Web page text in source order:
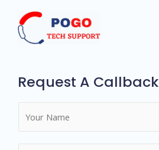
Request A Callback